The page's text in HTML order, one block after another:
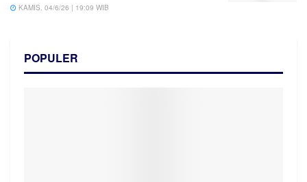
KAMIS, 04/6/26 | 19:09 WIB
POPULER